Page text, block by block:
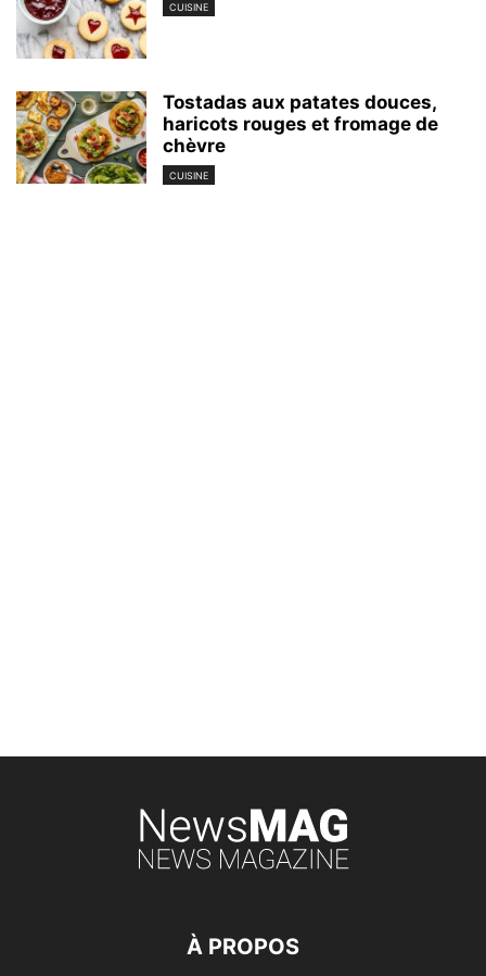
CUISINE
Tostadas aux patates douces,
haricots rouges et fromage de
chèvre
CUISINE
À PROPOS